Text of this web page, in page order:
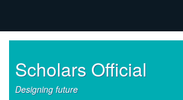
Scholars Official
Designing future